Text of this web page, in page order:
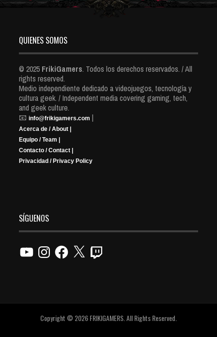
QUIENES SOMOS
© 2025 FrikiGamers. Todos los derechos reservados. / All
rights reserved.
Medio independiente dedicado a videojuegos, tecnología y
cultura geek. / Independent media covering gaming, tech,
and geek culture.
📧 info@frikigamers.com |
Acerca de / About |
Equipo / Team |
Contacto / Contact |
Privacidad / Privacy Policy
SÍGUENOS
YouTubeInstagramFacebook
X Twitch
Copyright © 2026 FRIKIGAMERS. All Rights Reserved.